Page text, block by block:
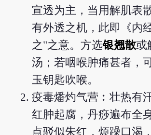
宣透为主，当用解肌表
有外透之机，此即《内
之"之意。方选银翘散或
汤；若咽喉肿痛甚者，
玉钥匙吹喉。
疫毒燔灼气营︰壮热有
红肿起腐，丹痧遍布全
点驳似朱红，烦躁口渴